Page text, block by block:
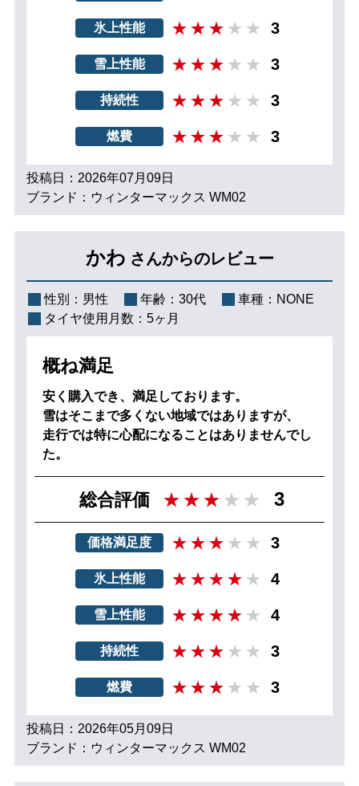
氷上性能 3
雪上性能 3
持続性 3
燃費 3
投稿日：2026年07月09日
ブランド：ウィンターマックス WM02
かわ さんからのレビュー
性別： 男性 年齢： 30代 車種： NONE
タイヤ使用月数： 5ヶ月
概ね満足
安く購入でき、満足しております。
雪はそこまで多くない地域ではありますが、
走行では特に心配になることはありませんでし
た。
総合評価 3
価格満足度 3
氷上性能 4
雪上性能 4
持続性 3
燃費 3
投稿日：2026年05月09日
ブランド：ウィンターマックス WM02